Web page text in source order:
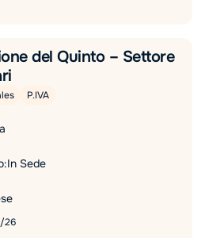
del Quinto – Settore
P.IVA
In Sede
26